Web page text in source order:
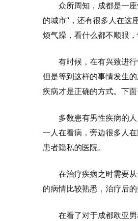
众所周知，成都是一
的城市”，还有很多人在这
烦气躁，看什么都不顺眼
有时候，在有兴致进
但是等到这样的事情发生
疾病才是正确的方式。下
多数患有男性疾病的
一人在看病，旁边很多人
患者隐私的医院。
在治疗疾病之时需要
的病情比较熟悉，治疗后
在看了对于成都欧亚